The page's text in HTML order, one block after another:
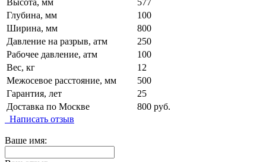
Высота, мм
577
Глубина, мм
100
Ширина, мм
800
Давление на разрыв, атм
250
Рабочее давление, атм
100
Вес, кг
12
Межосевое расстояние, мм
500
Гарантия, лет
25
Доставка по Москве
800 руб.
Написать отзыв
Ваше имя: